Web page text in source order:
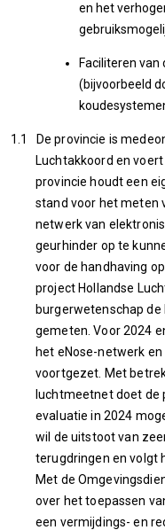
en het
Faciliteren van
(bijvoorbeeld
1.1 De provincie is
Luchtakkoord en
provincie houdt een
stand voor het meten
netwerk van
geurhinder op te
voor de handhaving
project Hollandse
burgerwetenschap
gemeten. Voor 2024
het eNose-netwerk
voortgezet. Met
luchtmeetnet doet de
evaluatie in 2024
wil de uitstoot van
terugdringen en volgt
Met de
over het toepassen
een vermijdings- en